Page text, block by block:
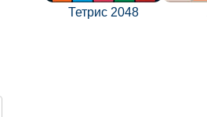
Тетрис 2048